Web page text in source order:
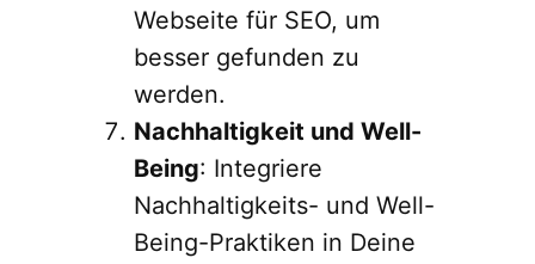
Webseite für SEO, um
besser gefunden zu
werden.
Nachhaltigkeit und Well-
Being: Integriere
Nachhaltigkeits- und Well-
Being-Praktiken in Deine